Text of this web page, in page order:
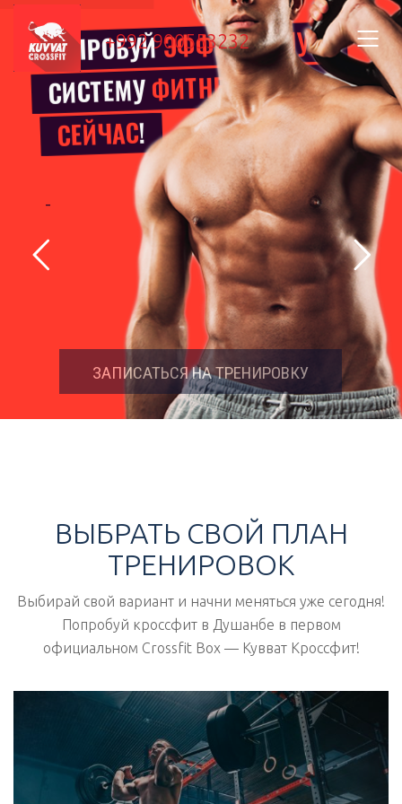
+992 900553232
ПОПРОБУЙЭФФЕКТИВНУЮ
СИСТЕМУФИТНЕСАПРЯМО
ЗАПИСАТЬСЯ НА ТРЕНИРОВКУ
СЕЙЧАС!
ВЫБРАТЬ СВОЙ ПЛАН
ТРЕНИРОВОК
Выбирай свой вариант и начни меняться уже сегодня!
Попробуй кроссфит в Душанбе в первом
официальном Crossfit Box — Кувват Кроссфит!